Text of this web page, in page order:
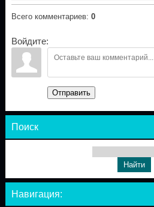
Всего комментариев: 0
Войдите:
Отправить
Поиск
Навигация: